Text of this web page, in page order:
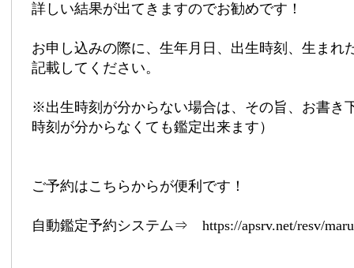
詳しい結果が出てきますのでお勧めです！
お申し込みの際に、生年月日、出生時刻、生まれ
記載してください。
※出生時刻が分からない場合は、その旨、お書き
時刻が分からなくても鑑定出来ます）
ご予約はこちらからが便利です！
自動鑑定予約システム⇒ https://apsrv.net/resv/